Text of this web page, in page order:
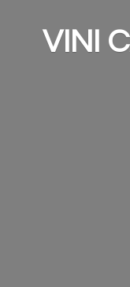
VINI